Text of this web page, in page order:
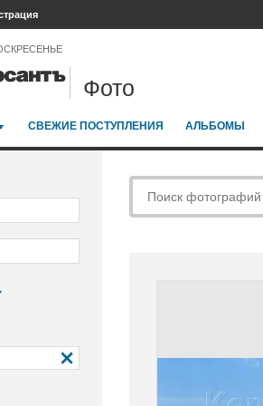
Фото
СВЕЖИЕ ПОСТУПЛЕНИЯ АЛЬБОМЫ